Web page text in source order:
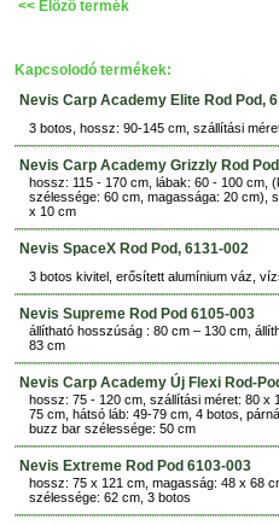
<< Elözö termék
Kapcsolodó termékek:
Nevis Carp Academy Elite Rod Pod,
3 botos, hossz: 90-145 cm, szállítási
Nevis Carp Academy Grizzly Rod
hossz: 115 - 170 cm, lábak: 60 - 100 cm,
szélessége: 60 cm, magassága: 20 cm),
x 10 cm
Nevis SpaceX Rod Pod, 6131-002
3 botos kivitel, erősített alumínium váz,
Nevis Supreme Rod Pod 6105-003
állítható hosszúság : 80 cm – 130 cm,
83 cm
Nevis Carp Academy Új Flexi Rod-
hossz: 75 - 120 cm, szállítási méret: 80 x
75 cm, hátsó láb: 49-79 cm, 4 botos,
buzz bar szélessége: 50 cm
Nevis Extreme Rod Pod 6103-003
hossz: 75 x 121 cm, magasság: 48 x 68
szélessége: 62 cm, 3 botos